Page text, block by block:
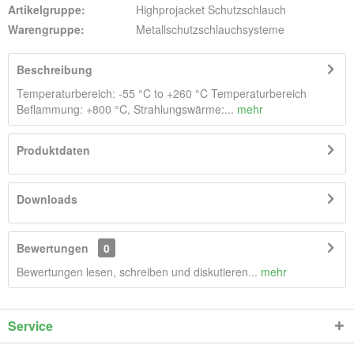
Artikelgruppe:
Highprojacket Schutzschlauch
Warengruppe:
Metallschutzschlauchsysteme
Beschreibung
Temperaturbereich: -55 °C to +260 °C Temperaturbereich
Beflammung: +800 °C, Strahlungswärme:... mehr
Produktdaten
Downloads
Bewertungen
0
Bewertungen lesen, schreiben und diskutieren... mehr
Service